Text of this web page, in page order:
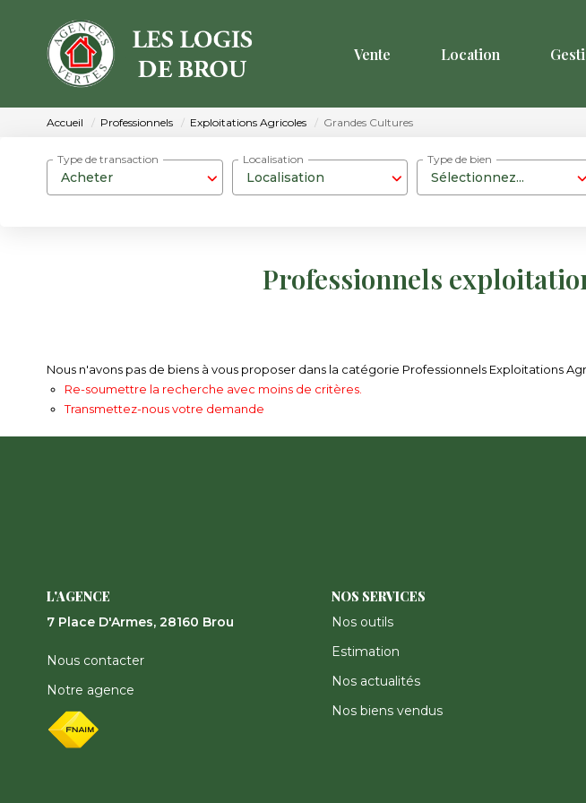
Vente Location
Accueil Professionnels Exploitations Agricoles Grandes Cultures
Acheter
Type de transaction
Localisation
Localisation
Sélectionnez...
Type de bien
Professionnels
Nous n'avons pas de biens à vous proposer dans la catégorie Professionnels Exploitations
Re-soumettre la recherche avec moins de critères.
Transmettez-nous votre demande
L'AGENCE
7 Place D'Armes, 28160 Brou
Nous contacter
Notre agence
NOS SERVICES
Nos outils
Estimation
Nos actualités
Nos biens vendus